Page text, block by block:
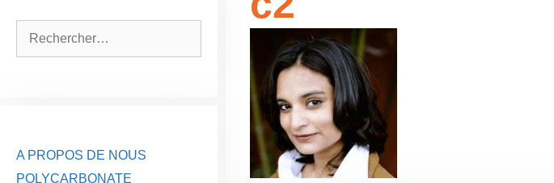
A PROPOS DE NOUS
POLYCARBONATE